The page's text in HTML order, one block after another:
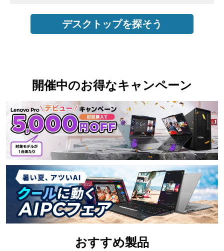
デスクトップを探そう
開催中のお得なキャンペーン
おすすめ製品